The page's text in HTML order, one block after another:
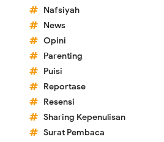
Nafsiyah
News
Opini
Parenting
Puisi
Reportase
Resensi
Sharing Kepenulisan
Surat Pembaca